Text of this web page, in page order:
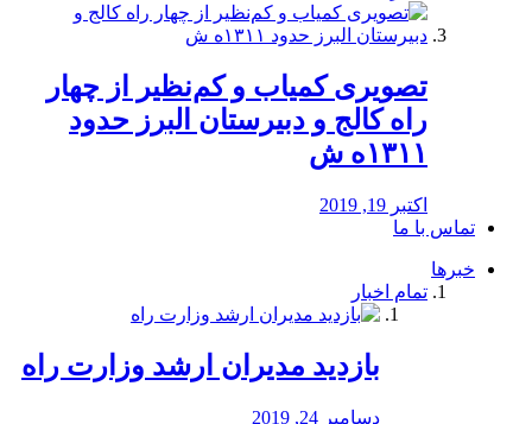
️تصویری کمیاب و کم‌نظیر از چهار
راه كالج و دبيرستان البرز حدود
۱۳۱۱ه ش
اکتبر 19, 2019
تماس با ما
خبرها
تمام اخبار
بازدید مدیران ارشد وزارت راه
دسامبر 24, 2019